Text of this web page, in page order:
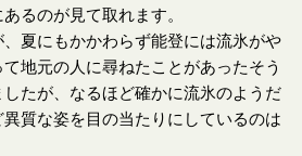
るのが見て取れます。
夏にもかかわらず能登には流氷がや
地元の人に尋ねたことがあったそう
たが、なるほど確かに流氷のようだ
質な姿を目の当たりにしているのは